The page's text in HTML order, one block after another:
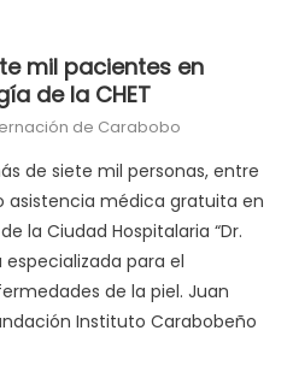
mil pacientes en
de la CHET
de Carabobo
de siete mil personas, entre
asistencia médica gratuita en
la Ciudad Hospitalaria “Dr.
especializada para el
de la piel. Juan
Instituto Carabobeño